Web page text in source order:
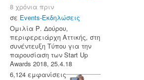
8 χρόνια πριν
σε Events-Εκδηλώσεις
Ομιλία Ρ. Δούρου,
περιφερειάρχη Αττικής, στη
συνέντευξη Τύπου για την
παρουσίαση των Start Up
Awards 2018, 25.4.18
6,124 εμφανίσεις